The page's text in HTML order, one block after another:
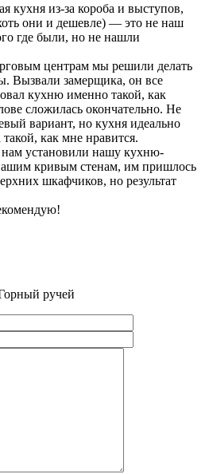
кухня из-за короба и выступов,
они и дешевле) — это не наш
где были, но не нашли
центрам мы решили делать
Вызвали замерщика, он все
кухню именно такой, как
сложилась окончательно. Не
вариант, но кухня идеально
как мне нравится.
установили нашу кухню-
кривым стенам, им пришлось
шкафчиков, но результат
ручей